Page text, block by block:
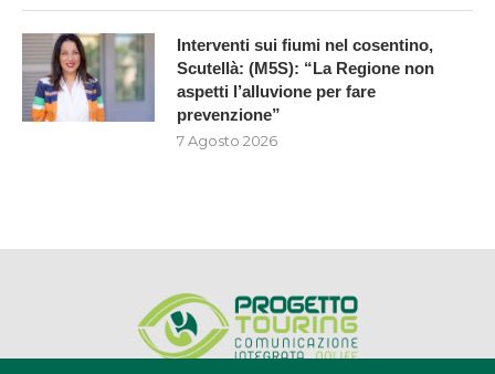
Interventi sui fiumi nel cosentino,
Scutellà: (M5S): “La Regione non
aspetti l’alluvione per fare
prevenzione”
7 Agosto 2026